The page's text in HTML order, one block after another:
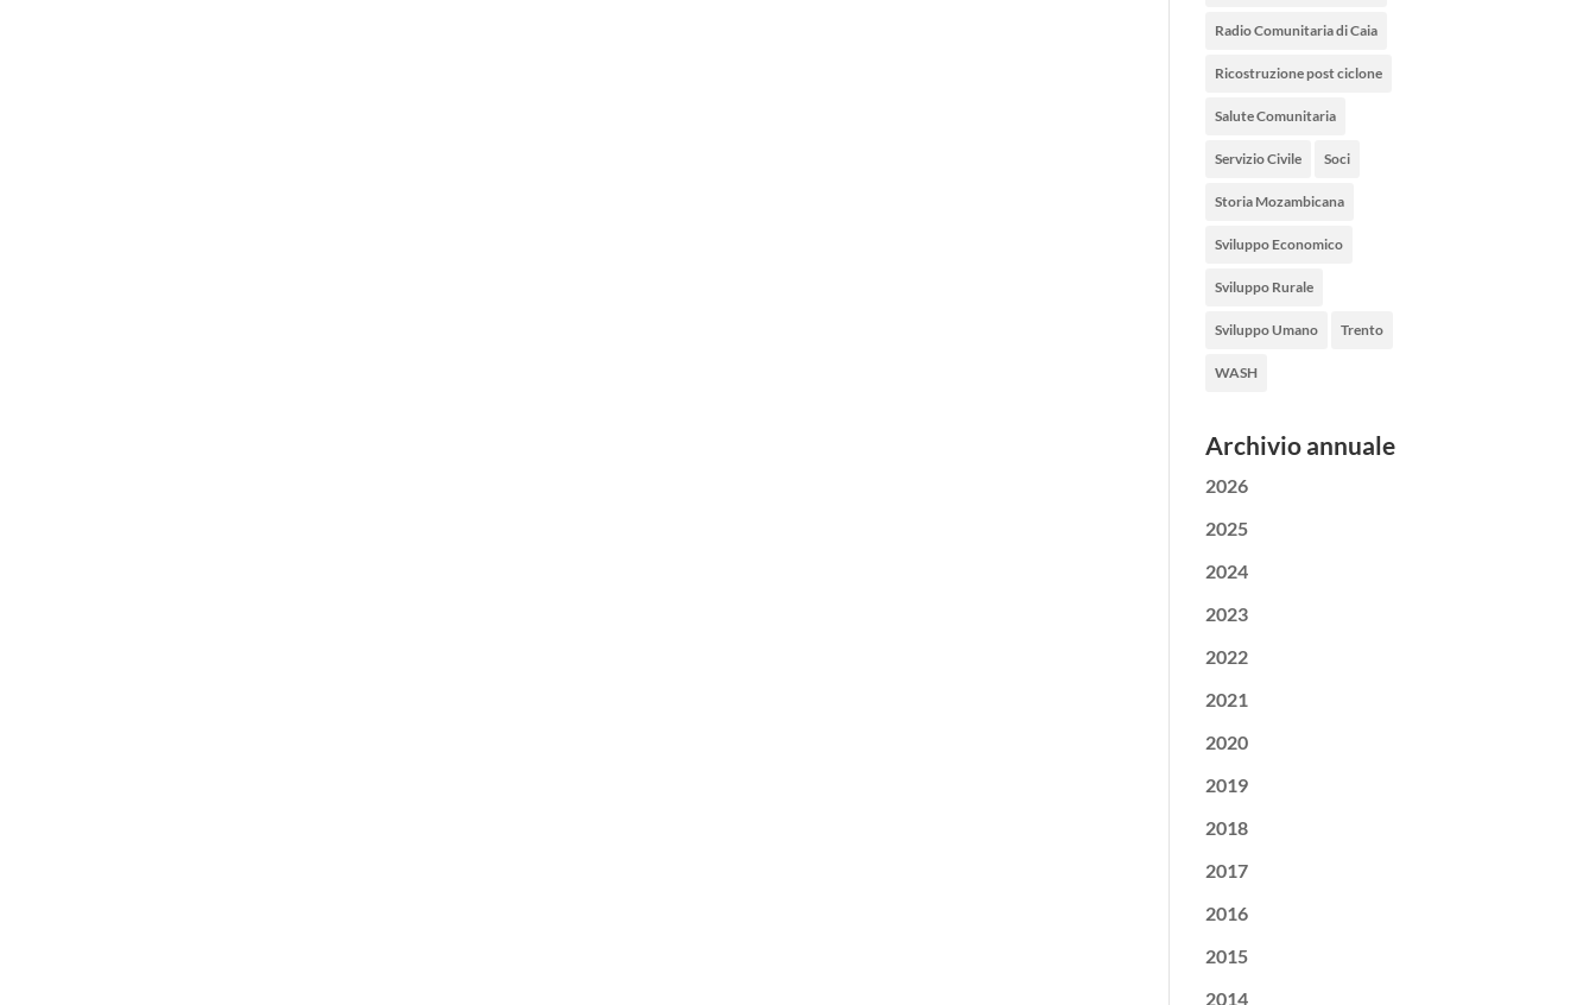
Radio Comunitaria di Caia
Ricostruzione post ciclone
Salute Comunitaria
Servizio Civile Soci
Storia Mozambicana
Sviluppo Economico
Sviluppo Rurale
Sviluppo Umano Trento
WASH
Archivio annuale
2026
2025
2024
2023
2022
2021
2020
2019
2018
2017
2016
2015
2014